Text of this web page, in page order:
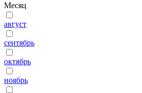
Месяц
август
сентябрь
октябрь
ноябрь